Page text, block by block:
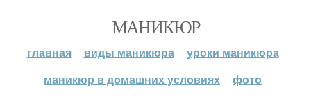
МАНИКЮР
главная виды маникюра
уроки маникюра
маникюр в домашних условиях
фото